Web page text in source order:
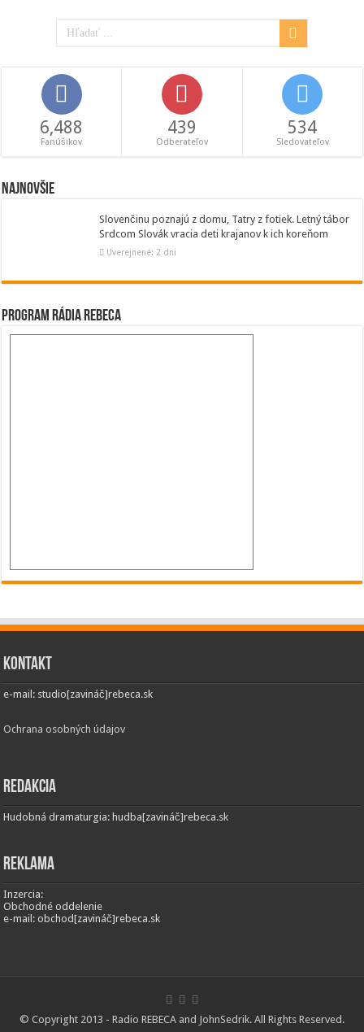
6,488
Fanúšikov
439
Odberateľov
534
Sledovateľov
Najnovšie
Slovenčinu poznajú z domu, Tatry z fotiek. Letný tábor
Srdcom Slovák vracia deti krajanov k ich koreňom
Uverejnené: 2 dni
Program Rádia Rebeca
Kontakt
e-mail: studio[zavináč]rebeca.sk
Ochrana osobných údajov
Redakcia
Hudobná dramaturgia: hudba[zavináč]rebeca.sk
Reklama
Inzercia:
Obchodné oddelenie
e-mail: obchod[zavináč]rebeca.sk
© Copyright 2013 - Radio REBECA and JohnSedrik. All Rights Reserved.